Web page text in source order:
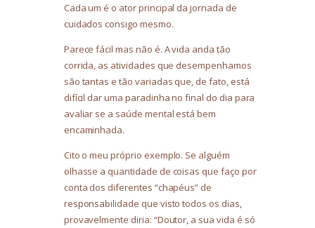
Cada um é o ator principal da jornada de
cuidados consigo mesmo.
Parece fácil mas não é. A vida anda tão
corrida, as atividades que desempenhamos
são tantas e tão variadas que, de fato, está
difícil dar uma paradinha no final do dia para
avaliar se a saúde mental está bem
encaminhada.
Cito o meu próprio exemplo. Se alguém
olhasse a quantidade de coisas que faço por
conta dos diferentes “chapéus” de
responsabilidade que visto todos os dias,
provavelmente diria: “Doutor, a sua vida é só